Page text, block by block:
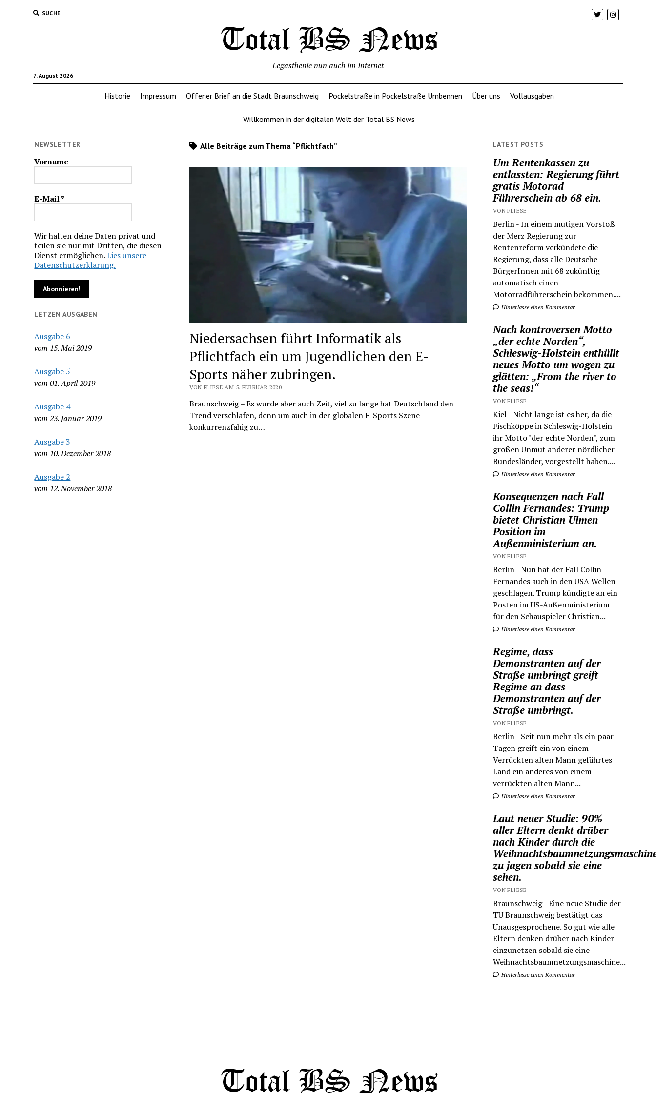
SUCHE
7. August 2026
Legasthenie nun auch im Internet
Historie Impressum Offener Brief an die Stadt Braunschweig Pockelstraße in Pockelstraße Umbennen Über uns Vollausgaben
Willkommen in der digitalen Welt der Total BS News
NEWSLETTER
Vorname
E-Mail*
Wir halten deine Daten privat und
teilen sie nur mit Dritten, die diesen
Dienst ermöglichen.Lies unsere
Datenschutzerklärung.
LETZEN AUSGABEN
Ausgabe 6
vom 15. Mai 2019
Ausgabe 5
vom 01. April 2019
Ausgabe 4
vom 23. Januar 2019
Ausgabe 3
vom 10. Dezember 2018
Ausgabe 2
vom 12. November 2018
Alle Beiträge zum Thema “Pflichtfach”
Niedersachsen führt Informatik als
Pflichtfach ein um Jugendlichen den E-
Sports näher zubringen.
VON FLIESE AM 5. FEBRUAR 2020
Braunschweig – Es wurde aber auch Zeit, viel zu lange hat Deutschland den
Trend verschlafen, denn um auch in der globalen E-Sports Szene
konkurrenzfähig zu…
LATEST POSTS
Um Rentenkassen zu
entlassten: Regierung führt
gratis Motorad
Führerschein ab 68 ein.
VON FLIESE
Berlin - In einem mutigen Vorstoß
der Merz Regierung zur
Rentenreform verkündete die
Regierung, dass alle Deutsche
BürgerInnen mit 68 zukünftig
automatisch einen
Motorradführerschein bekommen....
Hinterlasse einen Kommentar
Nach kontroversen Motto
„der echte Norden“,
Schleswig-Holstein enthüllt
neues Motto um wogen zu
glätten: „From the river to
the seas!“
VON FLIESE
Kiel - Nicht lange ist es her, da die
Fischköppe in Schleswig-Holstein
ihr Motto "der echte Norden", zum
großen Unmut anderer nördlicher
Bundesländer, vorgestellt haben....
Hinterlasse einen Kommentar
Konsequenzen nach Fall
Collin Fernandes: Trump
bietet Christian Ulmen
Position im
Außenministerium an.
VON FLIESE
Berlin - Nun hat der Fall Collin
Fernandes auch in den USA Wellen
geschlagen. Trump kündigte an ein
Posten im US-Außenministerium
für den Schauspieler Christian...
Hinterlasse einen Kommentar
Regime, dass
Demonstranten auf der
Straße umbringt greift
Regime an dass
Demonstranten auf der
Straße umbringt.
VON FLIESE
Berlin - Seit nun mehr als ein paar
Tagen greift ein von einem
Verrückten alten Mann geführtes
Land ein anderes von einem
verrückten alten Mann...
Hinterlasse einen Kommentar
Laut neuer Studie: 90%
aller Eltern denkt drüber
nach Kinder durch die
zu jagen sobald sie eine
sehen.
VON FLIESE
Braunschweig - Eine neue Studie der
TU Braunschweig bestätigt das
Unausgesprochene. So gut wie alle
Eltern denken drüber nach Kinder
einzunetzen sobald sie eine
Weihnachtsbaumnetzungsmaschine...
Hinterlasse einen Kommentar